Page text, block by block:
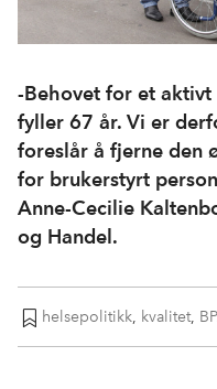
-Behovet for et
fyller 67 år. Vi er
foreslår å fjerne den
for brukerstyrt
Anne-Cecilie
og Handel.
helsepolitikk, kvalitet,